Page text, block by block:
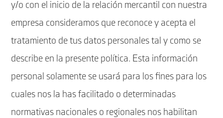
y/o con el inicio de la relación mercantil con nuestra
empresa consideramos que reconoce y acepta el
tratamiento de tus datos personales tal y como se
describe en la presente política. Esta información
personal solamente se usará para los fines para los
cuales nos la has facilitado o determinadas
normativas nacionales o regionales nos habilitan